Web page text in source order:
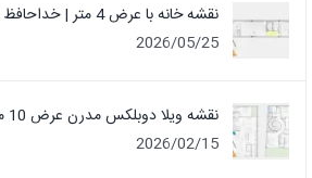
نقشه خانه با عرض 4 متر | خداحافظ خانه‌ اتوبوسی!
2026/05/25
نقشه ویلا دوبلکس مدرن عرض 10 متر | عکس نما + پلان
2026/02/15